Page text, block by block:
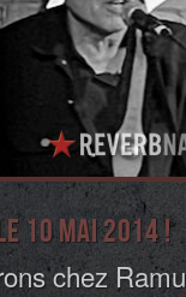
10 mai 2014 !
chez